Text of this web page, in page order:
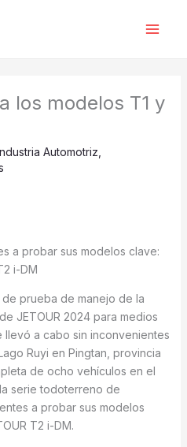
los modelos T1 y
Automotriz
a probar sus modelos clave:
i-DM
prueba de manejo de la
JETOUR 2024 para medios
llevó a cabo sin inconvenientes
Ruyi en Pingtan, provincia
de ocho vehículos en el
serie todoterreno de
a probar sus modelos
T2 i-DM.